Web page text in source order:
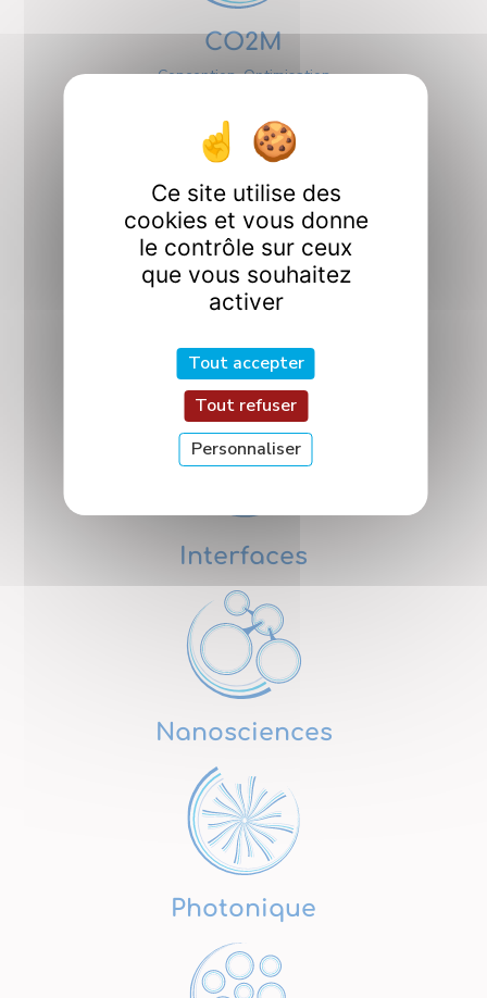
CO2M
Conception, Optimisation
en Mécanique
ICQ
Interactions et
Contrôle Quantiques
Interfaces
Nanosciences
Photonique
Ce site utilise des
cookies et vous donne
le contrôle sur ceux
que vous souhaitez
activer
Tout accepter
Tout refuser
Personnaliser